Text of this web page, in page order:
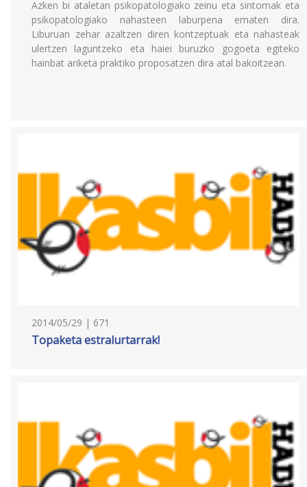
Azken bi ataletan psikopatologiako zeinu eta sintomak eta
psikopatologiako nahasteen laburpena ematen dira.
Liburuan zehar azaltzen diren kontzeptuak eta nahasteak
ulertzen laguntzeko eta haiei buruzko gogoeta egiteko
hainbat ariketa praktiko proposatzen dira atal bakoitzean.
2014/05/29 | 671
Topaketa estralurtarrak!